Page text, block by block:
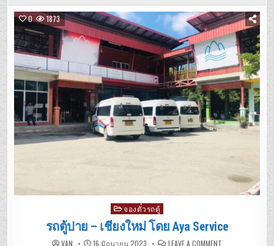
0 1873
Posted
in
จองตั๋วรถตู้
รถตู้ปาย – เชียงใหม่ โดย Aya Service
VAN 16 มิถุนายน 2023 LEAVE A COMMENT